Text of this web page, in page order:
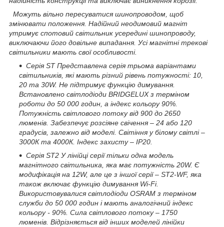
Можуть вільно пересуватися шинопроводом, щоб
змінювати положення. Надійний неодимовий магніт
утримує спотовий світильник усередині шинопроводу,
виключаючи його довільне випадання. Усі магнітні трекові
світильники мають свої особливості.
Серія ST Представлена серія трьома варіантами
світильників, які мають різний рівень потужності: 10,
20 та 30W. Не підтримує функцію димування.
Встановлено світлодіоди BRIDGELUX з терміном
роботи до 50 000 годин, а індекс кольору 90%.
Потужність світлового потоку від 900 до 2650
люменів. Забезпечує розсіяне свічення – 24 або 120
градусів, залежно від моделі. Світіння у білому світлі –
3000К та 4000К. Індекс захисту – IP20.
Серія ST2 У лінійці серії тільки одна модель
магнітного світильника, яка має потужність 20W. Є
модифікація на 12W, але це з іншої серії – ST2-WF, яка
також включає функцію димування Wi-Fi.
Використовувалися світлодіоди OSRAM з терміном
служби до 50 000 годин і мають аналогічний індекс
кольору - 90%. Сила світлового потоку – 1750
люменів. Відрізняється від інших моделей лінійки